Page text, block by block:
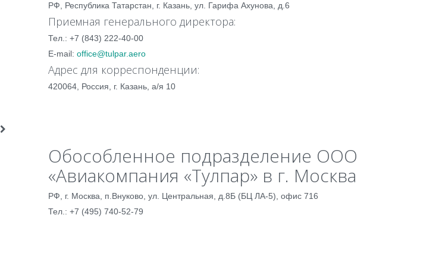
РФ, Республика Татарстан, г. Казань, ул. Гарифа Ахунова, д.6
Приемная генерального директора:
Тел.: +7 (843) 222-40-00
E-mail: office@tulpar.aero
Адрес для корреспонденции:
420064, Россия, г. Казань, а/я 10
Обособленное подразделение ООО
«Авиакомпания «Тулпар» в г. Москва
РФ, г. Москва, п.Внуково, ул. Центральная, д.8Б (БЦ ЛА-5), офис 716
Тел.: +7 (495) 740-52-79